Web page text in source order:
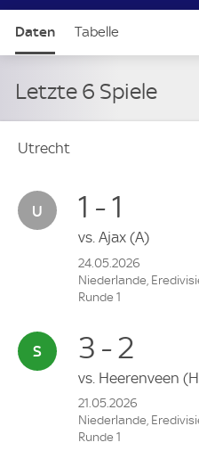
Daten Tabelle
Letzte 6 Spiele
Utrecht
1 - 1
vs. Ajax (A)
24.05.2026
Niederlande,
Runde 1
3 - 2
vs. Heerenveen
21.05.2026
Niederlande,
Runde 1